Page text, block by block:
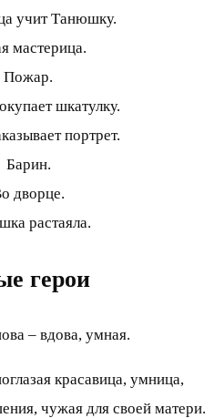
учит Танюшку.
мастерица.
Пожар.
шкатулку.
портрет.
Барин.
дворце.
растаяла.
герои
– вдова, умная.
красавица, умница,
чужая для своей матери.